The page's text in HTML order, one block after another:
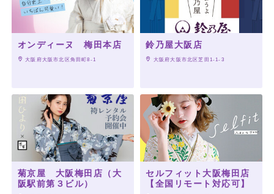
一蔵 銀座本店
一蔵 ららぽーと船橋店
オンディーヌ 梅田本店
大阪府大阪市北区角田町8-1
鈴乃屋大阪店
大阪府大阪市北区芝田1-1-3
菊京屋 大阪梅田店（大
阪駅前第３ビル）
セルフィット大阪梅田店
【全国リモート対応可】